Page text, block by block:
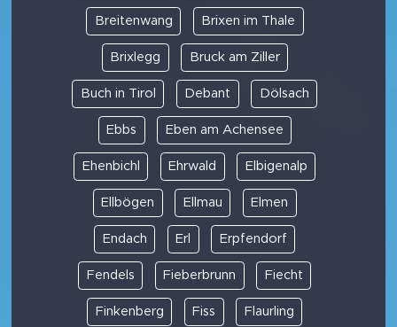
Breitenwang Brixen im Thale
Brixlegg Bruck am Ziller
Buch in Tirol Debant Dölsach
Ebbs Eben am Achensee
Ehenbichl Ehrwald Elbigenalp
Ellbögen Ellmau Elmen
Endach Erl Erpfendorf
Fendels Fieberbrunn Fiecht
Finkenberg Fiss Flaurling